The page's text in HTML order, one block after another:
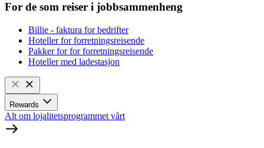
For de som reiser i jobbsammenheng
Billie - faktura for bedrifter
Hoteller for forretningsreisende
Pakker for for forretningsreisende
Hoteller med ladestasjon
Rewards
Alt om lojalitetsprogrammet vårt